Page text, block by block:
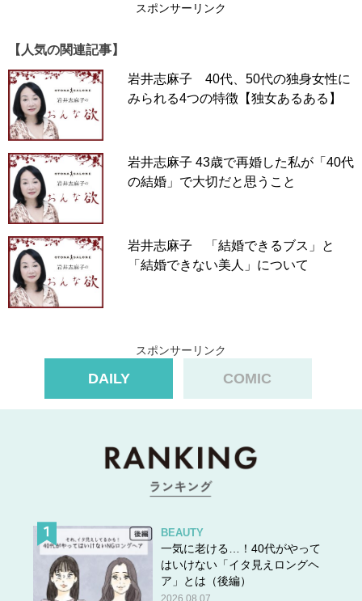
交際中、半年間の同棲。1回もセックスなし
「彼は付き合っていた時から淡白な人だったんです。当時
彼は34歳、私は31歳。多くても週に1回、少ない時は月に
1回しか会っていなかったので、会えばすることもある程
度。付き合って1年で同棲を始めたのですが、セックスは
なし。始めは、仕事や結婚式の準備で忙しかったからそん
なに深刻に考えていませんでした。
でも3カ月経って『もしかしてセックスレス？』と嫌な予
感がしたんですよね。その時の気持ちは、ひとことで言う
と絶望でした。『もし一生このままだったらどうしよ
う？ 女性として終わったな、すごくさみしいな』と思っ
婚して1年ほど経ったころ、彼を誘ってみることにしまし
た。彼に触れると、思いがけない反応が返ってきたんで
＞＞彼の思いがけない反応とは？
次のページへ >>
2 3
スポンサーリンク
【人気の関連記事】
岩井志麻子 40代、50代の独身女性に
みられる4つの特徴【独女あるある】
岩井志麻子 43歳で再婚した私が「40代
の結婚」で大切だと思うこと
岩井志麻子 「結婚できるブス」と
「結婚できない美人」について
スポンサーリンク
DAILY COMIC
BEAUTY
一気に老ける…！40代がやって
はいけない「イタ見えロングヘ
ア」とは（後編）
2026.08.07